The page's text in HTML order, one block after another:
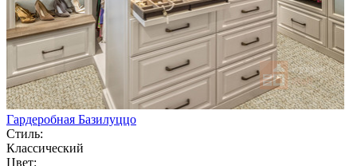
Гардеробная Базилуццо
Стиль:
Классический
Цвет: